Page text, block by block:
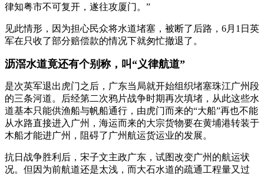
律知粤市不可复开，遂往攻厦门。”
见此情形，因为担心民众将水道堵塞，被断了后路，6月1日英
军在只收了部分赔偿款的情况下就匆忙撤退了。
沥滘水道竟还有个别称，叫“义律航道”
是次英军退出虎门之后，广东当局就开始组织堵塞珠江广州段
的三条河道。后经第二次鸦片战争时期再次填堵，从此这些水
道基本只能供渔船与帆船通行，由虎门而来的“大船”再也不能
从水路直接进入广州，海运而来的大宗货物要在黄埔港转装于
木船才能进广州，阻碍了广州航运货运业的发展。
抗日战争胜利后，宋子文主政广东，试图改变广州的航运状
况。但因为前航道还是太浅，而大石水道的疏通工程量又过